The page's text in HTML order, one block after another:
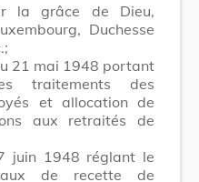
la grâce de Dieu,
Duchesse
21 mai 1948 portant
traitements des
et allocation de
aux retraités de
juin 1948 réglant le
de recette de